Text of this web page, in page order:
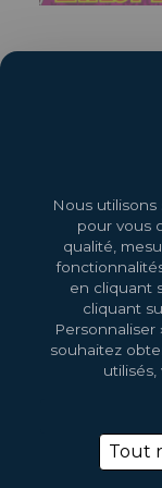
Share this
2026
Nous
pour vous
qualité,
en cliquant
cliquant
Personnaliser
souhaitez
Tout